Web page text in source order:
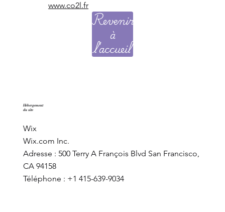
www.co2l.fr
Revenir
à
l'accueil
Hébergement
du site
Wix
Wix.com Inc.
Adresse : 500 Terry A François Blvd San Francisco,
CA 94158
Téléphone : +1 415-639-9034